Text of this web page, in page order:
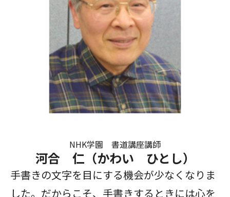
手書きの文字を目にする機会が少なくなりま
した。だからこそ、手書きするときには心を
NHK学園 書道講座講師
河合 仁（かわい ひとし）